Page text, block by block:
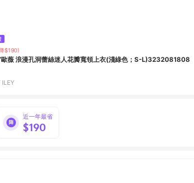
$190)
歐薇 浪漫孔洞蕾絲迷人花瓣寬領上衣(淺綠色；S-L)3232081808
ILEY
近一年最省
$190